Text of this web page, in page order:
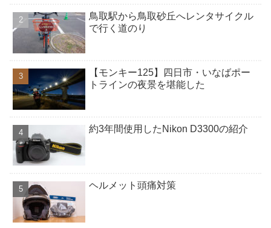
鳥取駅から鳥取砂丘へレンタサイクル
で行く道のり
【モンキー125】四日市・いなばポー
トラインの夜景を堪能した
約3年間使用したNikon D3300の紹介
ヘルメット頭痛対策